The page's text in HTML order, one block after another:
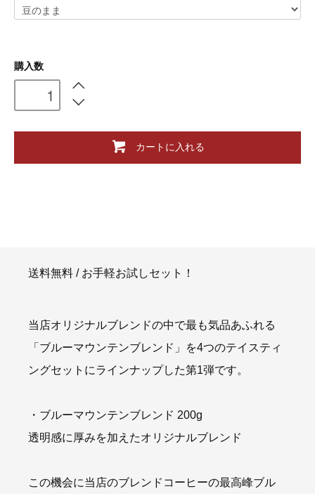
購入数
カートに入れる
送料無料 / お手軽お試しセット！
当店オリジナルブレンドの中で最も気品あふれる
「ブルーマウンテンブレンド」を4つのテイスティ
ングセットにラインナップした第1弾です。
・ブルーマウンテンブレンド 200g
透明感に厚みを加えたオリジナルブレンド
この機会に当店のブレンドコーヒーの最高峰ブル